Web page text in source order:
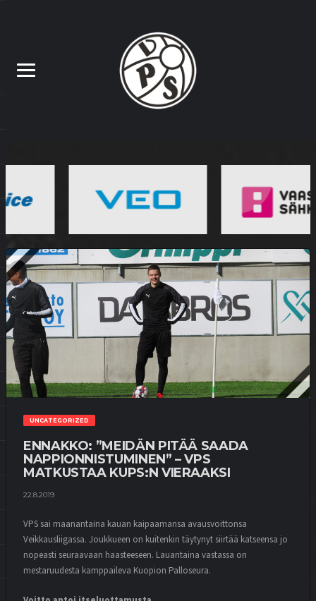
UNCATEGORIZED
ENNAKKO: ”MEIDÄN PITÄÄ SAADA
NAPPIONNISTUMINEN” – VPS
MATKUSTAA KUPS:N VIERAAKSI
22.8.2019
VPS sai maanantaina kauan kaipaamansa avausvoittonsa
Veikkausliigassa. Joukkueen on kuitenkin täytynyt siirtää katseensa jo
nopeasti seuraavaan haasteeseen. Lauantaina vastassa on
mestaruudesta kamppaileva Kuopion Palloseura.